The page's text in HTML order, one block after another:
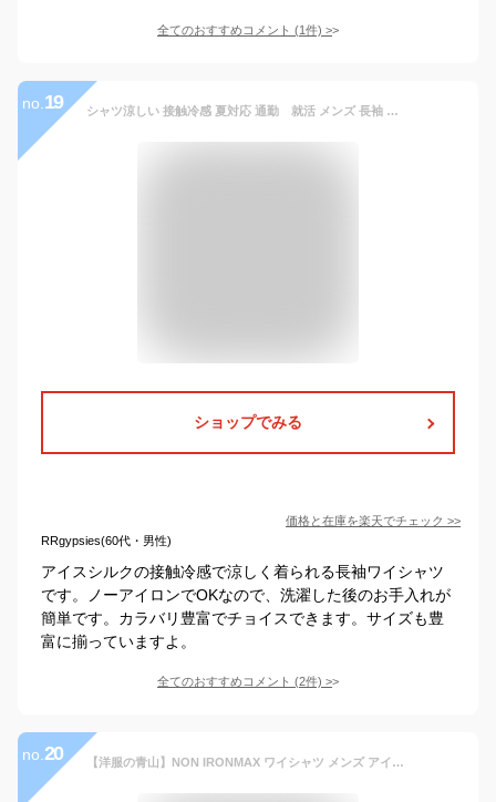
全てのおすすめコメント (1件) >
no. 19 シャツ涼しい 接触冷感 夏対応 通勤 就活 メンズ 長袖 ビジネスワイシャツ ノーアイロン 白シャツ 大きいサイズ 夏 アイスシルク 前開き 無地 ホワイト ブラック
ショップでみる
価格と在庫を楽天でチェック >>
RRgypsies(60代・男性)
アイスシルクの接触冷感で涼しく着られる長袖ワイシャツ
です。ノーアイロンでOKなので、洗濯した後のお手入れが
簡単です。カラバリ豊富でチョイスできます。サイズも豊
富に揃っていますよ。
全てのおすすめコメント (2件) >
no. 20 【洋服の青山】NON IRONMAX ワイシャツ メンズ アイロン不要 綿100％ 長袖 オールシーズン ホワイト 白 ワイドカラー 形態安定 制菌 防汚 ストレッチ ノーアイロン Yシャツ カッターシャツ 男性 スタンダード ビジネス オフィス 春夏 秋冬 カラーシャツ 二次会 パーティ 男性